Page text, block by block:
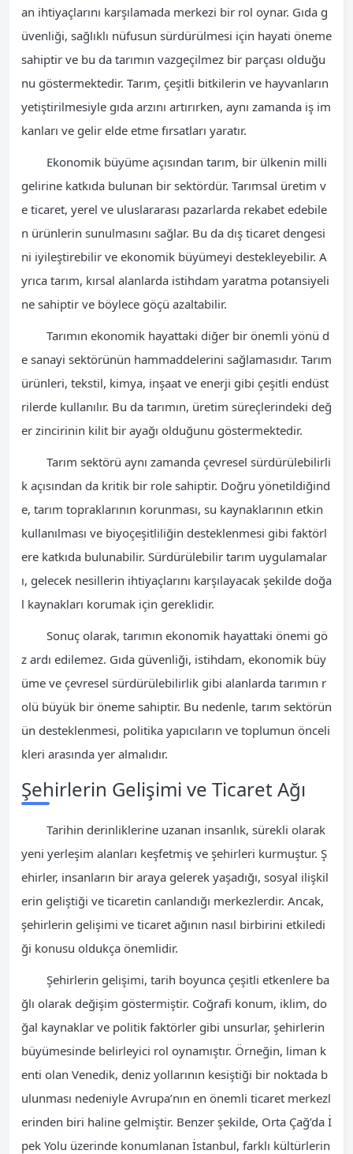
an ihtiyaçlarını karşılamada merkezi bir rol oynar. Gıda g
üvenliği, sağlıklı nüfusun sürdürülmesi için hayati öneme
sahiptir ve bu da tarımın vazgeçilmez bir parçası olduğu
nu göstermektedir. Tarım, çeşitli bitkilerin ve hayvanların
yetiştirilmesiyle gıda arzını artırırken, aynı zamanda iş im
kanları ve gelir elde etme fırsatları yaratır.
Ekonomik büyüme açısından tarım, bir ülkenin milli
gelirine katkıda bulunan bir sektördür. Tarımsal üretim v
e ticaret, yerel ve uluslararası pazarlarda rekabet edebile
n ürünlerin sunulmasını sağlar. Bu da dış ticaret dengesi
ni iyileştirebilir ve ekonomik büyümeyi destekleyebilir. A
yrıca tarım, kırsal alanlarda istihdam yaratma potansiyeli
ne sahiptir ve böylece göçü azaltabilir.
Tarımın ekonomik hayattaki diğer bir önemli yönü d
e sanayi sektörünün hammaddelerini sağlamasıdır. Tarım
ürünleri, tekstil, kimya, inşaat ve enerji gibi çeşitli endüst
rilerde kullanılır. Bu da tarımın, üretim süreçlerindeki değ
er zincirinin kilit bir ayağı olduğunu göstermektedir.
Tarım sektörü aynı zamanda çevresel sürdürülebilirli
k açısından da kritik bir role sahiptir. Doğru yönetildiğind
e, tarım topraklarının korunması, su kaynaklarının etkin
kullanılması ve biyoçeşitliliğin desteklenmesi gibi faktörl
ere katkıda bulunabilir. Sürdürülebilir tarım uygulamalar
ı, gelecek nesillerin ihtiyaçlarını karşılayacak şekilde doğa
l kaynakları korumak için gereklidir.
Sonuç olarak, tarımın ekonomik hayattaki önemi gö
z ardı edilemez. Gıda güvenliği, istihdam, ekonomik büy
üme ve çevresel sürdürülebilirlik gibi alanlarda tarımın r
olü büyük bir öneme sahiptir. Bu nedenle, tarım sektörün
ün desteklenmesi, politika yapıcıların ve toplumun önceli
kleri arasında yer almalıdır.
Şehirlerin Gelişimi ve Ticaret Ağı
Tarihin derinliklerine uzanan insanlık, sürekli olarak
yeni yerleşim alanları keşfetmiş ve şehirleri kurmuştur. Ş
ehirler, insanların bir araya gelerek yaşadığı, sosyal ilişkil
erin geliştiği ve ticaretin canlandığı merkezlerdir. Ancak,
şehirlerin gelişimi ve ticaret ağının nasıl birbirini etkiledi
ği konusu oldukça önemlidir.
Şehirlerin gelişimi, tarih boyunca çeşitli etkenlere ba
ğlı olarak değişim göstermiştir. Coğrafi konum, iklim, do
ğal kaynaklar ve politik faktörler gibi unsurlar, şehirlerin
büyümesinde belirleyici rol oynamıştır. Örneğin, liman k
enti olan Venedik, deniz yollarının kesiştiği bir noktada b
ulunması nedeniyle Avrupa’nın en önemli ticaret merkezl
erinden biri haline gelmiştir. Benzer şekilde, Orta Çağ’da İ
pek Yolu üzerinde konumlanan İstanbul, farklı kültürlerin